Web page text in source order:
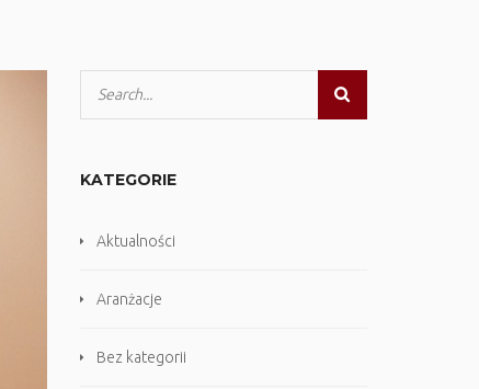
KATEGORIE
Aktualności
Aranżacje
Bez kategorii